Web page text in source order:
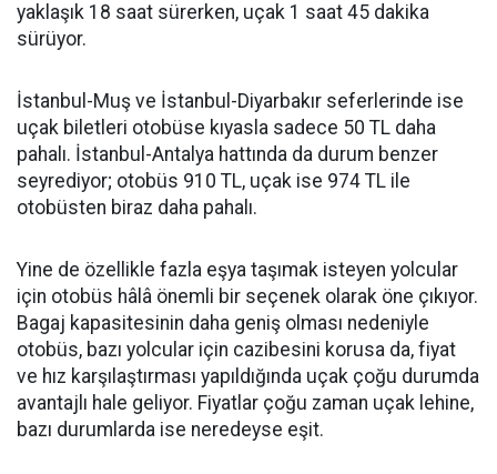
yaklaşık 18 saat sürerken, uçak 1 saat 45 dakika
sürüyor.
İstanbul-Muş ve İstanbul-Diyarbakır seferlerinde ise
uçak biletleri otobüse kıyasla sadece 50 TL daha
pahalı. İstanbul-Antalya hattında da durum benzer
seyrediyor; otobüs 910 TL, uçak ise 974 TL ile
otobüsten biraz daha pahalı.
Yine de özellikle fazla eşya taşımak isteyen yolcular
için otobüs hâlâ önemli bir seçenek olarak öne çıkıyor.
Bagaj kapasitesinin daha geniş olması nedeniyle
otobüs, bazı yolcular için cazibesini korusa da, fiyat
ve hız karşılaştırması yapıldığında uçak çoğu durumda
avantajlı hale geliyor. Fiyatlar çoğu zaman uçak lehine,
bazı durumlarda ise neredeyse eşit.